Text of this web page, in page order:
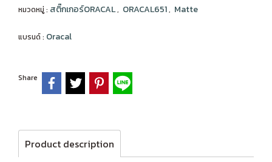
หมวดหมู่ : สติ๊กเกอร์ORACAL, ORACAL651, Matte
แบรนด์ : Oracal
Share
Product description